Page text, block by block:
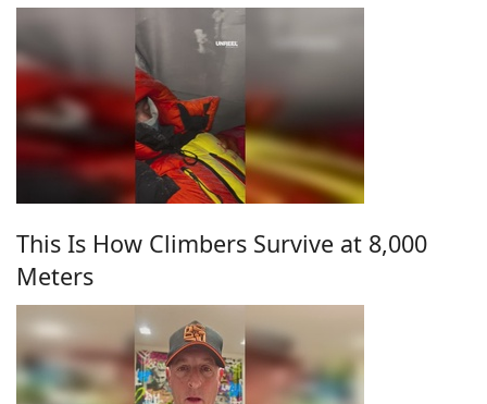
This Is How Climbers Survive at 8,000
Meters